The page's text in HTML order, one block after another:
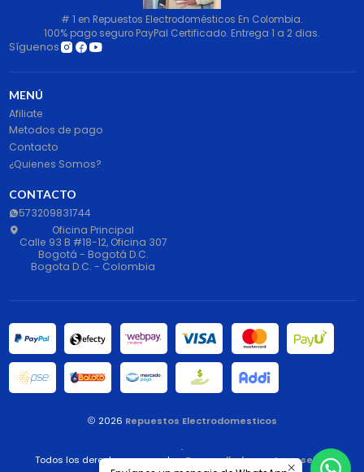
# 1 en Repuestos Electrodomésticos En Colombia.
100% pago seguro PayPal Certificado. Entrega 1 a 2 dias.
Síguenos
MENÚ
Afiliate
Metodos de pago
Contacto
¿Quienes Somos?
CONTACTO
573209831744
Oficina Principal
Calle 93 B #18-12, Oficina 307
Bogotá - Bogotá D.C.
Bogota D.C. - Colombia
2026 Repuestos Electrodomesticos
.
Todos los derechos reservados.Desarrollado por Jumpseller.